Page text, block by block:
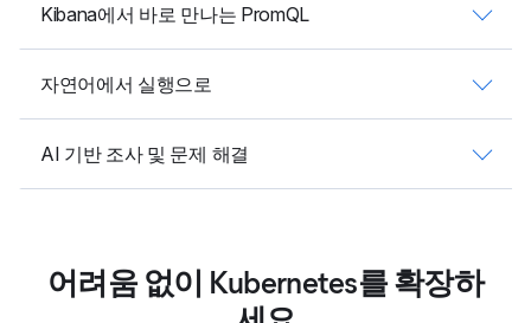
Kibana에서 바로 만나는 PromQL
자연어에서 실행으로
AI 기반 조사 및 문제 해결
어려움 없이 Kubernetes를 확장하